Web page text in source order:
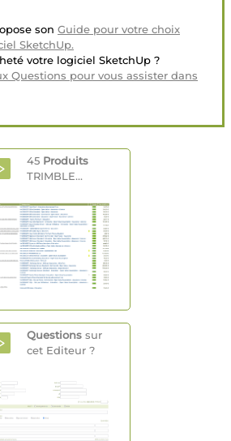
son Guide pour votre choix
SketchUp.
votre logiciel SketchUp ?
Questions pour vous assister dans
45 Produits
TRIMBLE...
Questions sur
cet Editeur ?